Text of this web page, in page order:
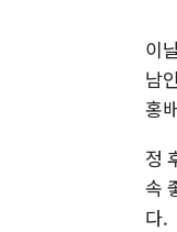
이
남
홍
정
속
다.